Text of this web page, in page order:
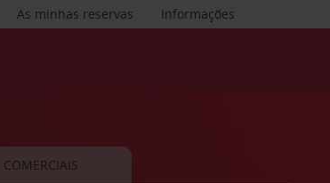
Informações
As minhas reservas
COMERCIAIS